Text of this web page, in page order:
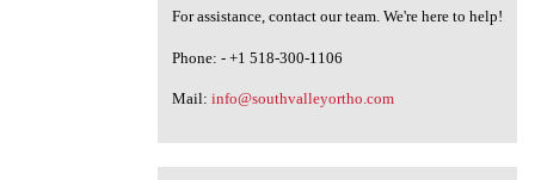
For assistance, contact our team. We're here to help!
Phone: - +1 518-300-1106
Mail: info@southvalleyortho.com